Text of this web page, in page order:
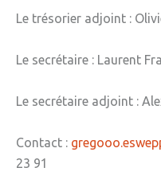
» Ecoles
Le trésorier adjoint :
Le secrétaire : Laurent
Le secrétaire adjoint :
Contact :
23 91